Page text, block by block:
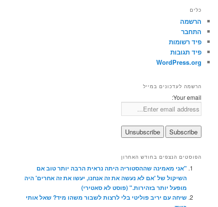
כלים
הרשמה
התחבר
פיד רשומות
פיד תגובות
WordPress.org
הרשמה לעדכונים במייל
Your email:
הפוסטים הנצפים בחודש האחרון
"אני מאמינה שההסטוריה היתה נראית הרבה יותר טוב אם
השיקול של 'אם לא נעשה את זה אנחנו, יעשו את זה אחרים' היה
מופעל יותר בזהירות." (פוסט לא סאטירי)
שיחה עם יריב פוליטי בלי לרצות לשבור משהו מיד? שאל אותי